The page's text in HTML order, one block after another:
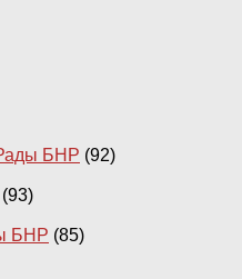
БНР (92)
(93)
БНР (85)